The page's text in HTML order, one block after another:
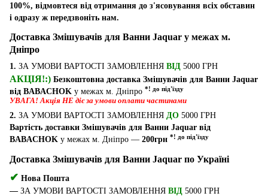
100%, відмовтеся від отримання до з'ясовування всіх обставин
і одразу ж передзвоніть нам.
Доставка Змішувачів для Ванни Jaquar у межах м.
Дніпро
1. ЗА УМОВИ ВАРТОСТІ ЗАМОВЛЕННЯ ВІД 5000 ГРН
АКЦІЯ!:) Безкоштовна доставка Змішувачів для Ванни Jaquar
від BABACHOK у межах м. Дніпро *! до під'їзду
УВАГА! Акція НЕ діє за умови оплати частинами
2. ЗА УМОВИ ВАРТОСТІ ЗАМОВЛЕННЯ ДО 5000 ГРН
Вартість доставки Змішувачів для Ванни Jaquar від
BABACHOK у межах м. Дніпро — 200грн *! до під'їзду
Доставка Змішувачів для Ванни Jaquar по Україні
✔ Нова Пошта
— ЗА УМОВИ ВАРТОСТІ ЗАМОВЛЕННЯ ВІД 5000 ГРН